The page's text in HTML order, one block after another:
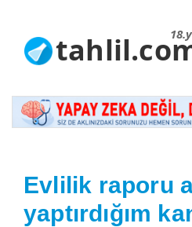
Evlilik raporu
yaptırdığım